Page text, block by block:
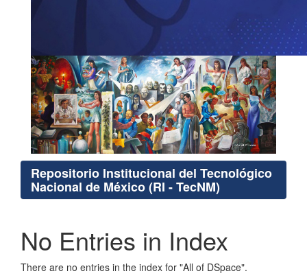
Repositorio Institucional del Tecnológico
Nacional de México (RI - TecNM)
No Entries in Index
There are no entries in the index for "All of DSpace".